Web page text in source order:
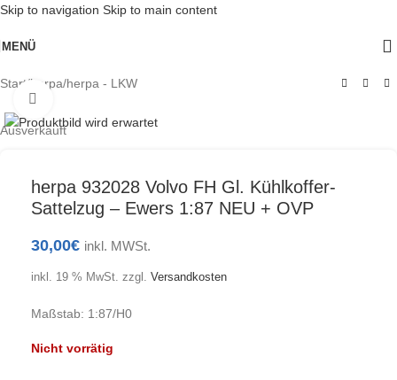
Skip to navigation Skip to main content
MENÜ
Start/herpa/herpa - LKW
Ausverkauft
herpa 932028 Volvo FH Gl. Kühlkoffer-
Sattelzug – Ewers 1:87 NEU + OVP
30,00€ inkl. MWSt.
inkl. 19 % MwSt. zzgl. Versandkosten
Maßstab: 1:87/H0
Nicht vorrätig